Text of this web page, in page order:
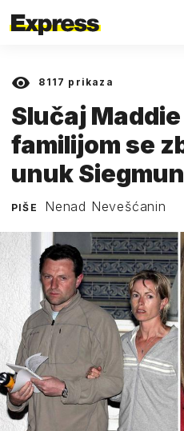
8117 prikaza
Slučaj
familijom se
unuk
PIŠE Nenad Nevešćanin